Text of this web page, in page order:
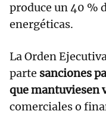
produce un 40 %
energéticas.
La Orden
parte sanciones
que mantuviesen
comerciales o